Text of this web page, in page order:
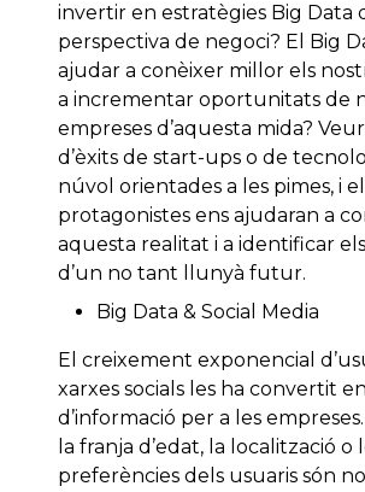
invertir en estratègies Big Data
perspectiva de negoci? El Big
ajudar a conèixer millor els
a incrementar oportunitats de
empreses d’aquesta mida?
d’èxits de start-ups o de
núvol orientades a les pimes, i
protagonistes ens ajudaran a
aquesta realitat i a identificar
d’un no tant llunyà futur.
Big Data & Social Media
El creixement exponencial
xarxes socials les ha convertit
d’informació per a les
la franja d’edat, la localització o
preferències dels usuaris són